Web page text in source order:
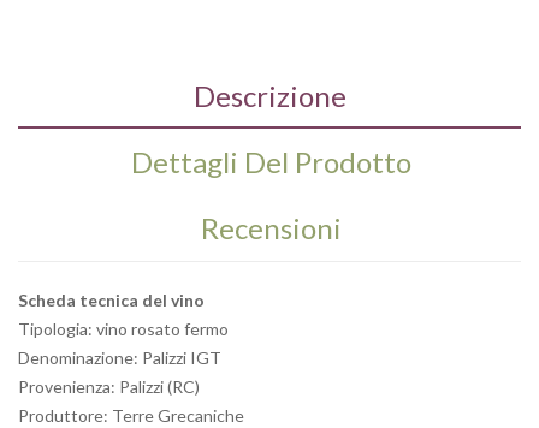
Descrizione
Dettagli Del Prodotto
Recensioni
Scheda tecnica del vino
Tipologia: vino rosato fermo
Denominazione: Palizzi IGT
Provenienza: Palizzi (RC)
Produttore: Terre Grecaniche